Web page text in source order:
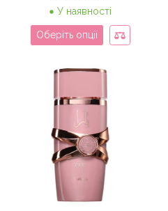
У наявності
Оберіть опції